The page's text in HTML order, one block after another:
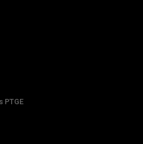
PTGE